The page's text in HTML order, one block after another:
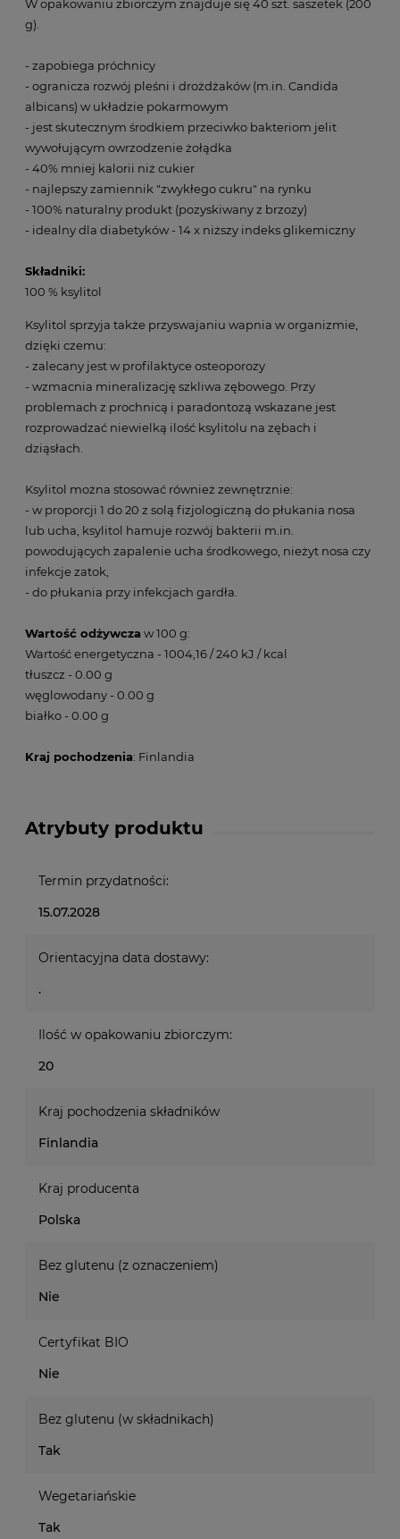
W opakowaniu zbiorczym znajduje się 40 szt. saszetek (200
g).
- zapobiega próchnicy
- ogranicza rozwój pleśni i drożdżaków (m.in. Candida
albicans) w układzie pokarmowym
- jest skutecznym środkiem przeciwko bakteriom jelit
wywołującym owrzodzenie żołądka
- 40% mniej kalorii niż cukier
- najlepszy zamiennik "zwykłego cukru" na rynku
- 100% naturalny produkt (pozyskiwany z brzozy)
- idealny dla diabetyków - 14 x niższy indeks glikemiczny
Składniki:
100 % ksylitol
Ksylitol sprzyja także przyswajaniu wapnia w organizmie,
dzięki czemu:
- zalecany jest w profilaktyce osteoporozy
- wzmacnia mineralizację szkliwa zębowego. Przy
problemach z prochnicą i paradontozą wskazane jest
rozprowadzać niewielką ilość ksylitolu na zębach i
dziąsłach.
Ksylitol można stosować również zewnętrznie:
- w proporcji 1 do 20 z solą fizjologiczną do płukania nosa
lub ucha, ksylitol hamuje rozwój bakterii m.in.
powodujących zapalenie ucha środkowego, nieżyt nosa czy
infekcje zatok,
- do płukania przy infekcjach gardła.
Wartość odżywcza w 100 g:
Wartość energetyczna - 1004,16 / 240 kJ / kcal
tłuszcz - 0.00 g
węglowodany - 0.00 g
białko - 0.00 g
Kraj pochodzenia: Finlandia
Atrybuty produktu
Termin przydatności:
15.07.2028
Orientacyjna data dostawy:
.
Ilość w opakowaniu zbiorczym:
20
Kraj pochodzenia składników
Finlandia
Kraj producenta
Polska
Bez glutenu (z oznaczeniem)
Nie
Certyfikat BIO
Nie
Bez glutenu (w składnikach)
Tak
Wegetariańskie
Tak